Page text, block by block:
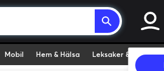
Mobil Hem & Hälsa Leksaker & Hobby